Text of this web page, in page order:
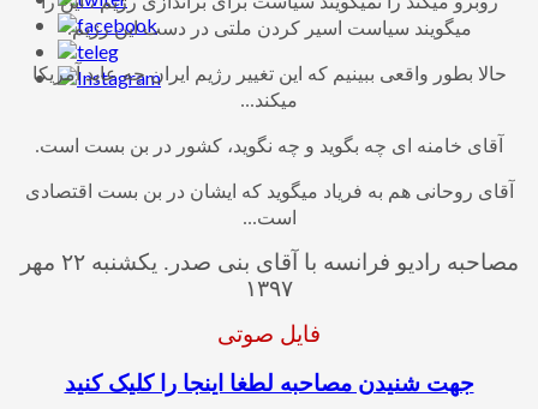
میگویند سیاست اسیر کردن ملتی در دست این رژیم.
حالا بطور واقعی ببینیم که این تغییر رژیم ایران چه عاید آمریکا
میکند...
آقای خامنه ای چه بگوید و چه نگوید، کشور در بن بست است.
آقای روحانی هم به فریاد میگوید که ایشان در بن بست اقتصادی
است...
مصاحبه رادیو فرانسه با آقای بنی صدر. یکشنبه ۲۲ مهر
۱۳۹۷
فایل صوتی
جهت شنیدن مصاحبه لطغا اینجا را کلیک کنید